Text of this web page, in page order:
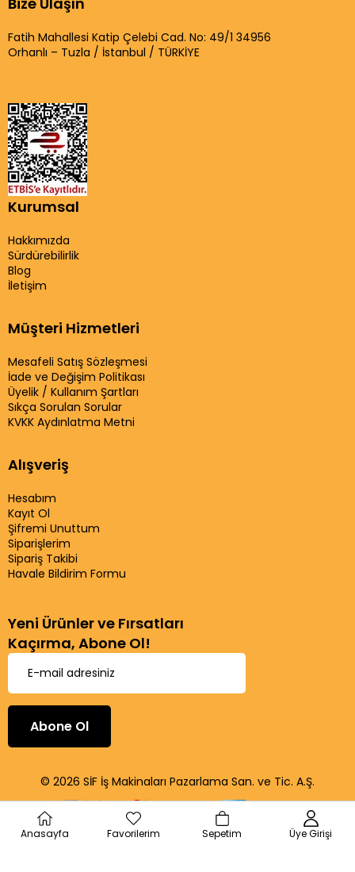
Fatih Mahallesi Katip Çelebi Cad. No: 49/1 34956
Orhanlı – Tuzla / İstanbul / TÜRKİYE
Kurumsal
Hakkımızda
Sürdürebilirlik
Blog
İletişim
Müşteri Hizmetleri
Mesafeli Satış Sözleşmesi
İade ve Değişim Politikası
Üyelik / Kullanım Şartları
Sıkça Sorulan Sorular
KVKK Aydınlatma Metni
Alışveriş
Hesabım
Kayıt Ol
Şifremi Unuttum
Siparişlerim
Sipariş Takibi
Havale Bildirim Formu
Yeni Ürünler ve Fırsatları
Kaçırma, Abone Ol!
Abone Ol
© 2026 SİF İş Makinaları Pazarlama San. ve Tic. A.Ş.
Anasayfa Favorilerim Sepetim Üye Girişi